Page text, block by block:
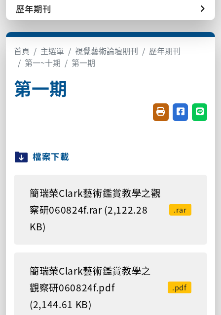
歷年期刊
首頁 主選單 視覺藝術論壇期刊
歷年期刊
第一~十期
第一期
第一期
友善列印(開新視
分享至臉書
分享
檔案下載
簡瑞榮Clark藝術鑑賞教學之觀
察研060824f.rar (2,122.28
KB)
.rar
簡瑞榮Clark藝術鑑賞教學之
觀察研060824f.pdf
(2,144.61 KB)
.pdf